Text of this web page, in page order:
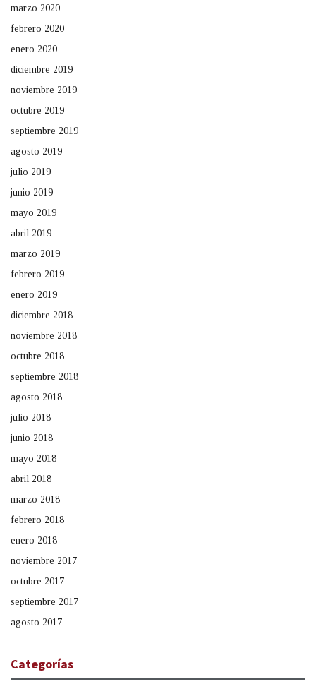
marzo 2020
febrero 2020
enero 2020
diciembre 2019
noviembre 2019
octubre 2019
septiembre 2019
agosto 2019
julio 2019
junio 2019
mayo 2019
abril 2019
marzo 2019
febrero 2019
enero 2019
diciembre 2018
noviembre 2018
octubre 2018
septiembre 2018
agosto 2018
julio 2018
junio 2018
mayo 2018
abril 2018
marzo 2018
febrero 2018
enero 2018
noviembre 2017
octubre 2017
septiembre 2017
agosto 2017
Categorías